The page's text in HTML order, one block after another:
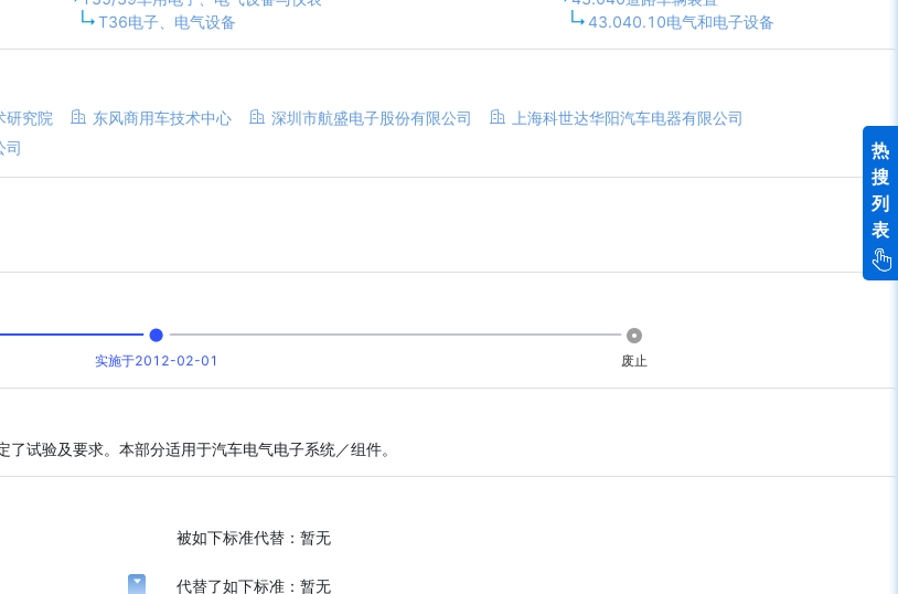
T36电子、电气设备
43.040.10电气和电子设备
研究院 东风商用车技术中心 深圳市航盛电子股份有限公司
上海科世达华阳汽车电器有限公司
司
实施于2012-02-01 废止
试验及要求。本部分适用于汽车电气电子系统／组件。
被如下标准代替： 暂无
代替了如下标准： 暂无
热
搜
列
表